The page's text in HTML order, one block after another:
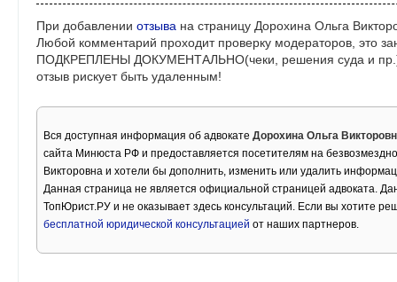
При добавлении отзыва на страницу Дорохина Ольга
Любой комментарий проходит проверку модераторов, это
ПОДКРЕПЛЕНЫ ДОКУМЕНТАЛЬНО(чеки, решения суда и пр.)!
отзыв рискует быть удаленным!
Вся доступная информация об адвокате Дорохина Ольга
сайта Минюста РФ и предоставляется посетителям на
Викторовна и хотели бы дополнить, изменить или удалить
Данная страница не является официальной страницей адвоката.
ТопЮрист.РУ и не оказывает здесь консультаций. Если вы хотите
бесплатной юридической консультацией от наших партнеров.